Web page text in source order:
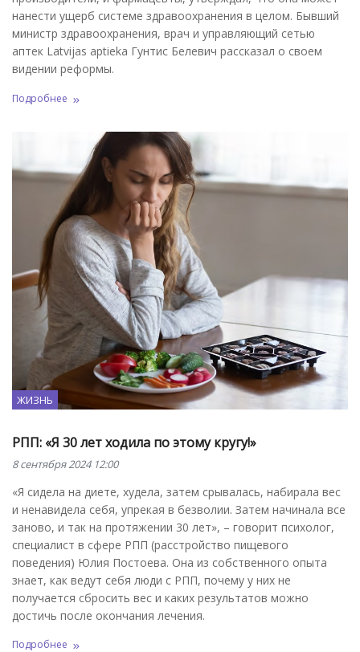
нанести ущерб системе здравоохранения в целом. Бывший
министр здравоохранения, врач и управляющий сетью
аптек Latvijas aptieka Гунтис Белевич рассказал о своем
видении реформы.
Подробнее
ЖИЗНЬ
РПП: «Я 30 лет ходила по этому кругу!»
8 сентября 2024 12:00
«Я сидела на диете, худела, затем срывалась, набирала вес
и ненавидела себя, упрекая в безволии. Затем начинала все
заново, и так на протяжении 30 лет», – говорит психолог,
специалист в сфере РПП (расстройство пищевого
поведения) Юлия Постоева. Она из собственного опыта
знает, как ведут себя люди с РПП, почему у них не
получается сбросить вес и каких результатов можно
достичь после окончания лечения.
Подробнее